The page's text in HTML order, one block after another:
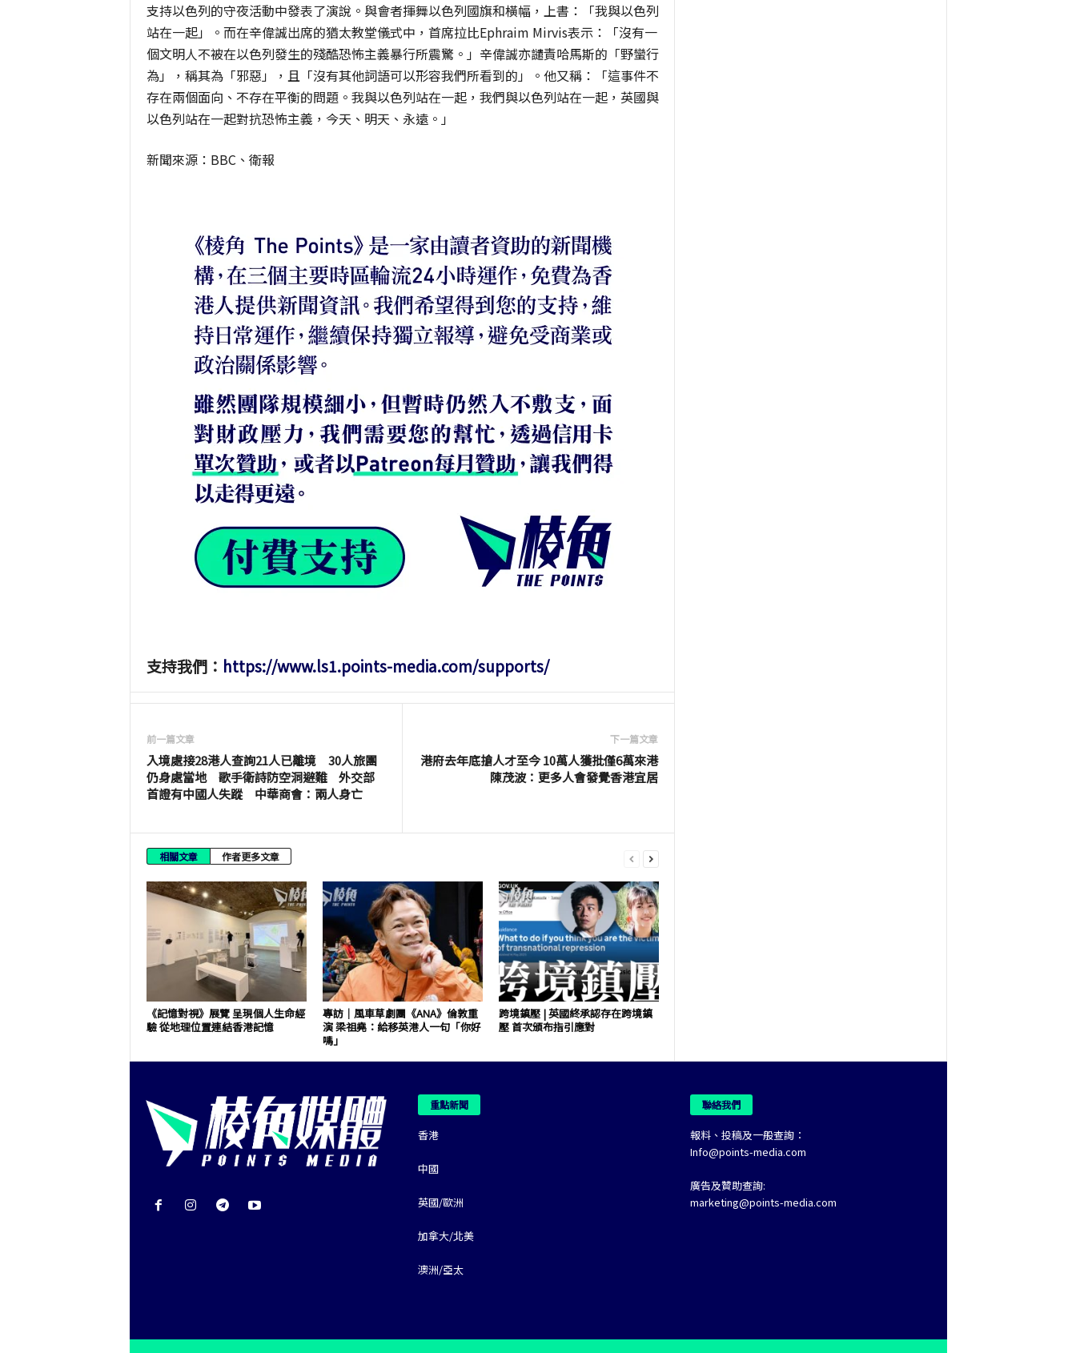
支持以色列的守夜活動中發表了演說。與會者揮舞以色列國旗和橫幅，上書：「我與以色列
站在一起」。而在辛偉誠出席的猶太教堂儀式中，首席拉比Ephraim Mirvis表示：「沒有一
個文明人不被在以色列發生的殘酷恐怖主義暴行所震驚。」辛偉誠亦譴責哈馬斯的「野蠻行
為」，稱其為「邪惡」，且「沒有其他詞語可以形容我們所看到的」。他又稱：「這事件不
存在兩個面向、不存在平衡的問題。我與以色列站在一起，我們與以色列站在一起，英國與
以色列站在一起對抗恐怖主義，今天、明天、永遠。」
新聞來源：BBC、衛報
支持我們： https://www.ls1.points-media.com/supports/
前一篇文章
入境處接28港人查詢21人已離境 30人旅團
仍身處當地 歌手衛詩防空洞避難 外交部
首證有中國人失蹤 中華商會：兩人身亡
下一篇文章
港府去年底搶人才至今 10萬人獲批僅6萬來港
陳茂波：更多人會發覺香港宜居
相關文章 作者更多文章
《記憶對視》展覽 呈現個人生命經
驗 從地理位置連結香港記憶
專訪｜風車草劇團《ANA》倫敦重
演 梁祖堯：給移英港人一句「你好
嗎」
跨境鎮壓 | 英國終承認存在跨境鎮
壓 首次頒布指引應對
重點新聞
香港
中國
英國/歐洲
加拿大/北美
澳洲/亞太
聯絡我們
報料、投稿及一般查詢：
Info@points-media.com
廣告及贊助查詢:
marketing@points-media.com